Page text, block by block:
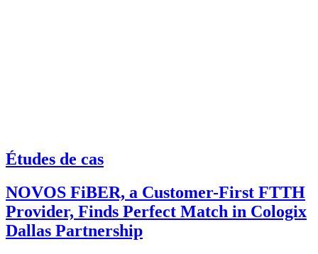
Études de cas
NOVOS FiBER, a Customer-First FTTH
Provider, Finds Perfect Match in Cologix
Dallas Partnership